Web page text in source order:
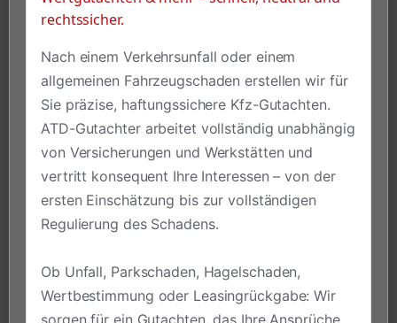
rechtssicher.
Nach einem Verkehrsunfall oder einem
allgemeinen Fahrzeugschaden erstellen wir für
Sie präzise, haftungssichere Kfz-Gutachten.
ATD-Gutachter arbeitet vollständig unabhängig
von Versicherungen und Werkstätten und
vertritt konsequent Ihre Interessen – von der
ersten Einschätzung bis zur vollständigen
Regulierung des Schadens.
Ob Unfall, Parkschaden, Hagelschaden,
Wertbestimmung oder Leasingrückgabe: Wir
sorgen für ein Gutachten, das Ihre Ansprüche